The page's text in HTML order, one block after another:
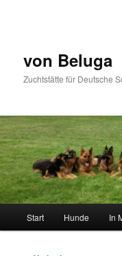
von Beluga
Zuchtstätte für Deutsche
Start Hunde In